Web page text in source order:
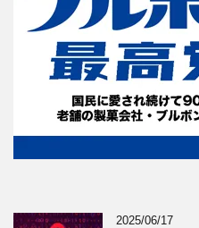
2025/06/17